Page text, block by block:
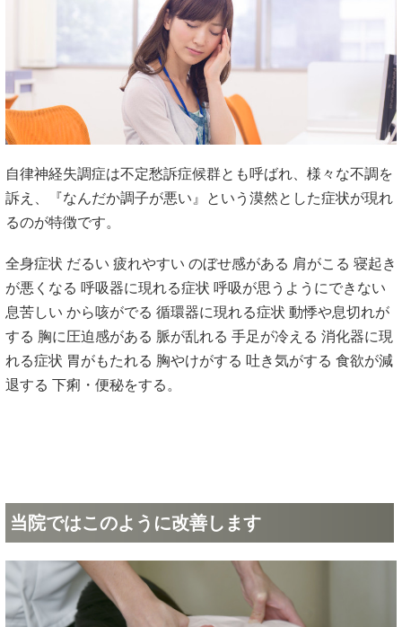
自律神経失調症は不定愁訴症候群とも呼ばれ、様々な不調を
訴え、『なんだか調子が悪い』という漠然とした症状が現れ
るのが特徴です。
全身症状 だるい 疲れやすい のぼせ感がある 肩がこる 寝起き
が悪くなる 呼吸器に現れる症状 呼吸が思うようにできない
息苦しい から咳がでる 循環器に現れる症状 動悸や息切れが
する 胸に圧迫感がある 脈が乱れる 手足が冷える 消化器に現
れる症状 胃がもたれる 胸やけがする 吐き気がする 食欲が減
退する 下痢・便秘をする。
当院ではこのように改善します